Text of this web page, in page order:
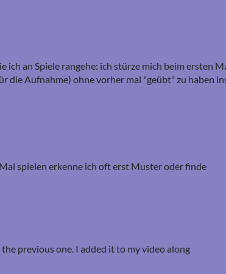
ich an Spiele rangehe: ich stürze mich beim ersten
die Aufnahme) ohne vorher mal "geübt" zu haben
spielen erkenne ich oft erst Muster oder finde
previous one. I added it to my video along